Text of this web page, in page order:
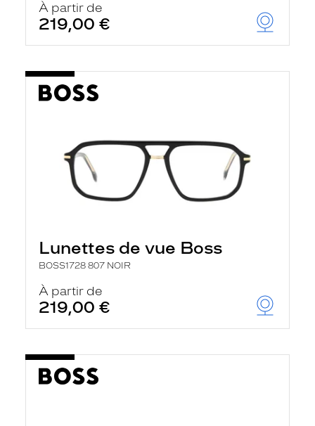
À partir de
219,00 €
Lunettes de vue Boss
BOSS1728 807 NOIR
À partir de
219,00 €